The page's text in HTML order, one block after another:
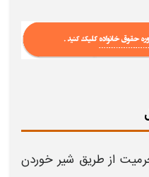
از طریق شیر خوردن